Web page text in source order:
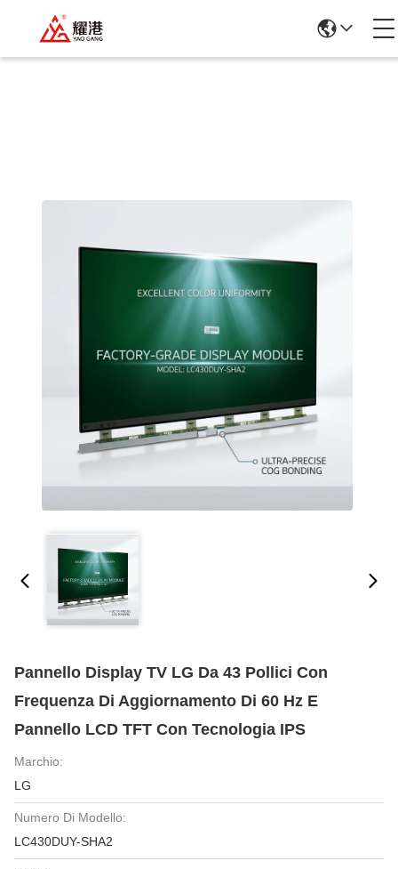
Pannello Display TV LG Da 43 Pollici Con
Frequenza Di Aggiornamento Di 60 Hz E
Pannello LCD TFT Con Tecnologia IPS
Marchio:
LG
Numero Di Modello:
LC430DUY-SHA2